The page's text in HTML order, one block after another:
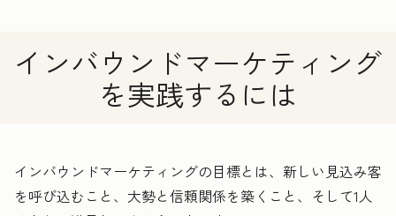
インバウンドマーケティング
を実践するには
インバウンドマーケティングの目標とは、新しい見込み客
を呼び込むこと、大勢と信頼関係を築くこと、そして1人